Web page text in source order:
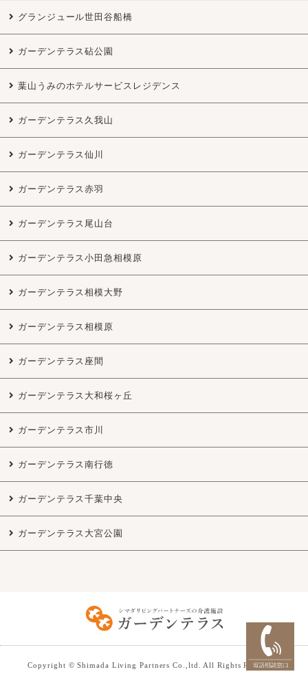
グランジュール世田谷船橋
ガーデンテラス砧公園
葉山うみのホテルサービスレジデンス
ガーデンテラス久我山
ガーデンテラス仙川
ガーデンテラス赤羽
ガーデンテラス尾山台
ガーデンテラス小田急相模原
ガーデンテラス相模大野
ガーデンテラス相模原
ガーデンテラス座間
ガーデンテラス大和桜ヶ丘
ガーデンテラス市川
ガーデンテラス南行徳
ガーデンテラス千葉中央
ガーデンテラス大宮公園
Copyright © Shimada Living Partners Co.,ltd. All Rights Reserved.